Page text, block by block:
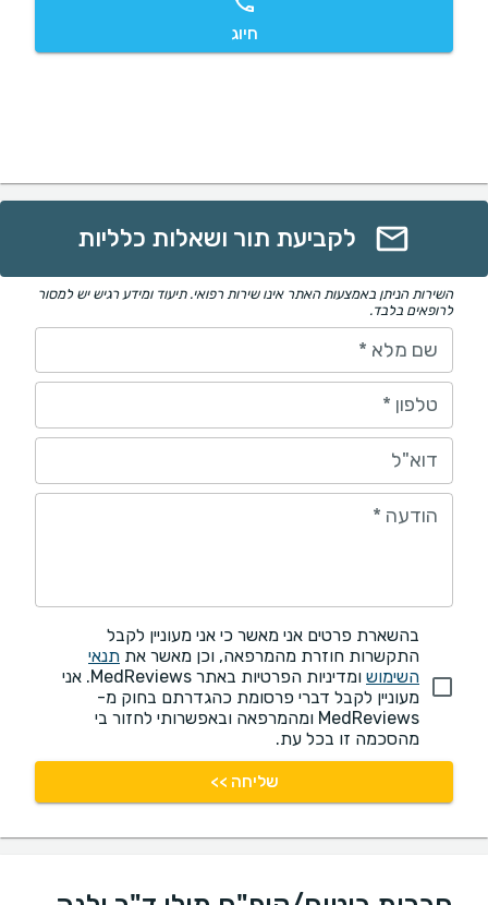
חיוג
לקביעת תור ושאלות כלליות
השירות הניתן באמצעות האתר אינו שירות רפואי. תיעוד ומידע רגיש יש למסור
לרופאים בלבד.
שם מלא *
טלפון *
דוא"ל
הודעה *
בהשארת פרטים אני מאשר כי אני מעוניין לקבל
התקשרות חוזרת מהמרפאה, וכן מאשר את תנאי
השימוש
ומדיניות הפרטיות באתר MedReviews. אני
מעוניין לקבל דברי פרסומת כהגדרתם בחוק מ-
MedReviews ומהמרפאה ובאפשרותי לחזור בי
מהסכמה זו בכל עת.
שליחה >>